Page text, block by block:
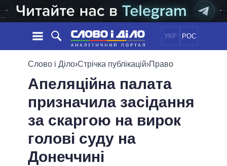
УКР РОС
НОВИНИ
СТРІЧКА
ПОДІЇ
СТАТТІ
ОГЛЯДИ
ДАЙДЖЕСТИ
ПОЛІТИКА
ЕКОНОМІКА
СУСПІЛЬСТВО
ОБIЦЯНКИ
ПОЛIТИКИ
УСІ ПОЛІТИКИ
ПРЕЗИДЕНТ І ОФІС
ВЕРХОВНА РАДА
ВІДЕО
Слово і Діло›Стрічка публікацій›Право
Апеляційна палата
призначила засідання
за скаргою на вирок
голові суду на
Донеччині